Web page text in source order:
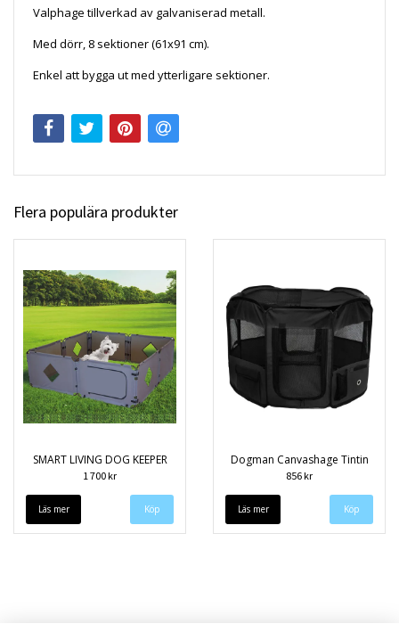
Valphage tillverkad av galvaniserad metall.
Med dörr, 8 sektioner (61x91 cm).
Enkel att bygga ut med ytterligare sektioner.
Flera populära produkter
SMART LIVING DOG KEEPER
1 700 kr
Läs mer
Dogman Canvashage Tintin
856 kr
Läs mer Köp